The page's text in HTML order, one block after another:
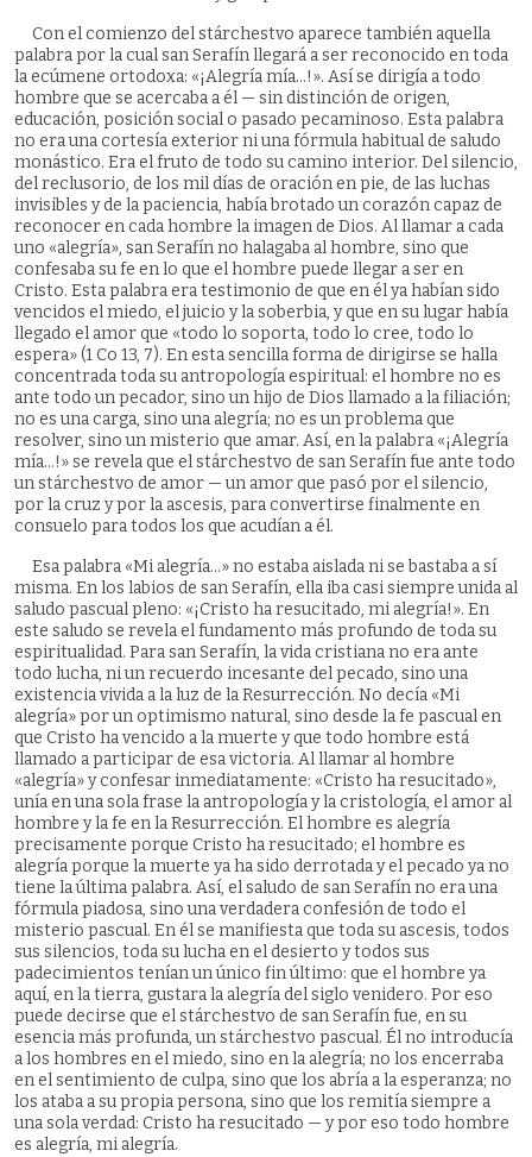
Con el comienzo del stárchestvo aparece también aquella
palabra por la cual san Serafín llegará a ser reconocido en toda
la ecúmene ortodoxa: «¡Alegría mía…!». Así se dirigía a todo
hombre que se acercaba a él — sin distinción de origen,
educación, posición social o pasado pecaminoso. Esta palabra
no era una cortesía exterior ni una fórmula habitual de saludo
monástico. Era el fruto de todo su camino interior. Del silencio,
del reclusorio, de los mil días de oración en pie, de las luchas
invisibles y de la paciencia, había brotado un corazón capaz de
reconocer en cada hombre la imagen de Dios. Al llamar a cada
uno «alegría», san Serafín no halagaba al hombre, sino que
confesaba su fe en lo que el hombre puede llegar a ser en
Cristo. Esta palabra era testimonio de que en él ya habían sido
vencidos el miedo, el juicio y la soberbia, y que en su lugar había
llegado el amor que «todo lo soporta, todo lo cree, todo lo
espera» (1 Co 13, 7). En esta sencilla forma de dirigirse se halla
concentrada toda su antropología espiritual: el hombre no es
ante todo un pecador, sino un hijo de Dios llamado a la filiación;
no es una carga, sino una alegría; no es un problema que
resolver, sino un misterio que amar. Así, en la palabra «¡Alegría
mía…!» se revela que el stárchestvo de san Serafín fue ante todo
un stárchestvo de amor — un amor que pasó por el silencio,
por la cruz y por la ascesis, para convertirse finalmente en
consuelo para todos los que acudían a él.
Esa palabra «Mi alegría…» no estaba aislada ni se bastaba a sí
misma. En los labios de san Serafín, ella iba casi siempre unida al
saludo pascual pleno: «¡Cristo ha resucitado, mi alegría!». En
este saludo se revela el fundamento más profundo de toda su
espiritualidad. Para san Serafín, la vida cristiana no era ante
todo lucha, ni un recuerdo incesante del pecado, sino una
existencia vivida a la luz de la Resurrección. No decía «Mi
alegría» por un optimismo natural, sino desde la fe pascual en
que Cristo ha vencido a la muerte y que todo hombre está
llamado a participar de esa victoria. Al llamar al hombre
«alegría» y confesar inmediatamente: «Cristo ha resucitado»,
unía en una sola frase la antropología y la cristología, el amor al
hombre y la fe en la Resurrección. El hombre es alegría
precisamente porque Cristo ha resucitado; el hombre es
alegría porque la muerte ya ha sido derrotada y el pecado ya no
tiene la última palabra. Así, el saludo de san Serafín no era una
fórmula piadosa, sino una verdadera confesión de todo el
misterio pascual. En él se manifiesta que toda su ascesis, todos
sus silencios, toda su lucha en el desierto y todos sus
padecimientos tenían un único fin último: que el hombre ya
aquí, en la tierra, gustara la alegría del siglo venidero. Por eso
puede decirse que el stárchestvo de san Serafín fue, en su
esencia más profunda, un stárchestvo pascual. Él no introducía
a los hombres en el miedo, sino en la alegría; no los encerraba
en el sentimiento de culpa, sino que los abría a la esperanza; no
los ataba a su propia persona, sino que los remitía siempre a
una sola verdad: Cristo ha resucitado — y por eso todo hombre
es alegría, mi alegría.